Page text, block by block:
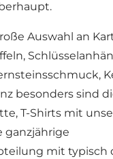
Auswahl an
besonders sind
T-Shirts mit
ganzjährige
mit typisch